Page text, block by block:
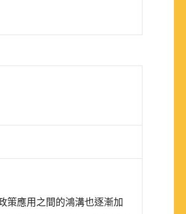
策應用之間的鴻溝也逐漸加